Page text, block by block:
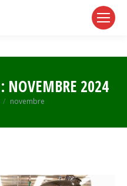
NOVEMBRE 2024
novembre